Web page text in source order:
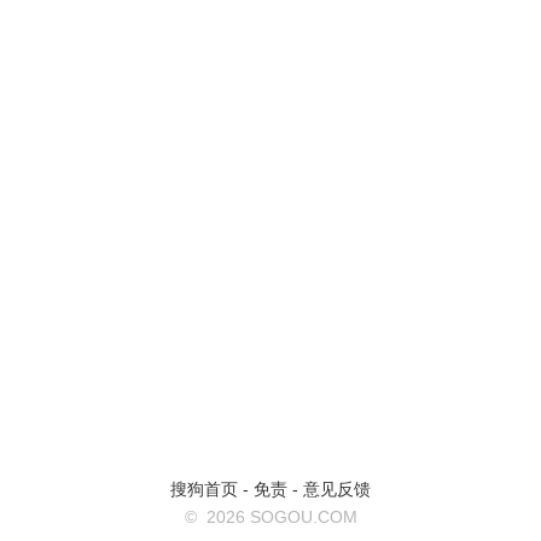
搜狗首页 - 免责 - 意见反馈
© 2026 SOGOU.COM